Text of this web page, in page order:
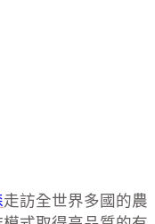
走訪全世界多國的農